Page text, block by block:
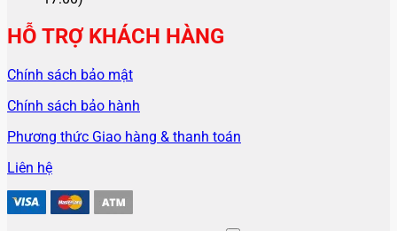
HỖ TRỢ KHÁCH HÀNG
Chính sách bảo mật
Chính sách bảo hành
Phương thức Giao hàng & thanh toán
Liên hệ